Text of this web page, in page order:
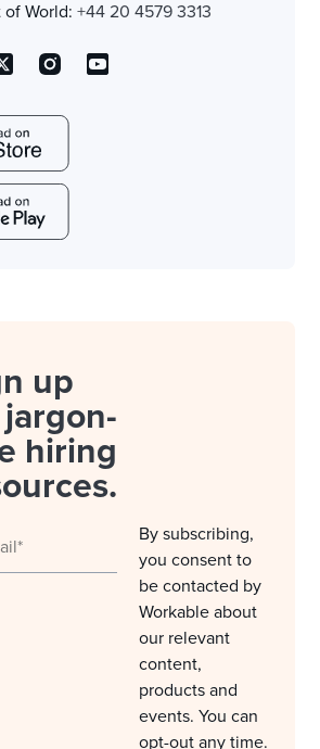
of World: +44 20 4579 3313
up
hiring
By subscribing,
you consent to
be contacted by
Workable about
our relevant
content,
products and
events. You can
opt-out any time.